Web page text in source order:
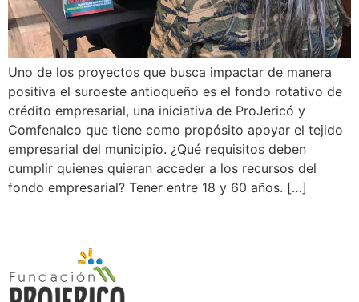
Uno de los proyectos que busca impactar de manera
positiva el suroeste antioqueño es el fondo rotativo de
crédito empresarial, una iniciativa de ProJericó y
Comfenalco que tiene como propósito apoyar el tejido
empresarial del municipio. ¿Qué requisitos deben
cumplir quienes quieran acceder a los recursos del
fondo empresarial? Tener entre 18 y 60 años. […]